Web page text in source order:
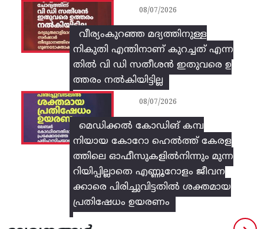
വീര്യംകുറഞ്ഞ മദ്യത്തിനുള്ള
നികുതി എന്തിനാണ് കുറച്ചത് എന്ന
തിൽ വി ഡി സതീശൻ ഇതുവരെ ഉ
ത്തരം നൽകിയിട്ടില്ല
08/07/2026
മെഡിക്കൽ കോഡിങ് കമ്പ
നിയായ കോറോ ഹെൽത്ത് കേരള
ത്തിലെ ഓഫീസുകളിൽനിന്നും മുന്ന
റിയിപ്പില്ലാതെ എണ്ണൂറോളം ജീവന
ക്കാരെ പിരിച്ചുവിട്ടതിൽ‌ ശക്തമായ
പ്രതിഷേധം ഉയരണം
08/07/2026